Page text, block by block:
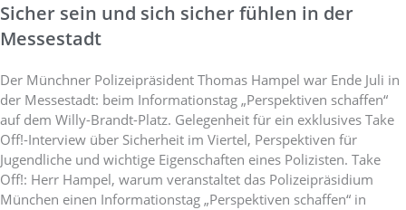
Sicher sein und sich sicher fühlen in der
Messestadt
Der Münchner Polizeipräsident Thomas Hampel war Ende Juli in
der Messestadt: beim Informationstag „Perspektiven schaffen“
auf dem Willy-Brandt-Platz. Gelegenheit für ein exklusives Take
Off!-Interview über Sicherheit im Viertel, Perspektiven für
Jugendliche und wichtige Eigenschaften eines Polizisten. Take
Off!: Herr Hampel, warum veranstaltet das Polizeipräsidium
München einen Informationstag „Perspektiven schaffen“ in